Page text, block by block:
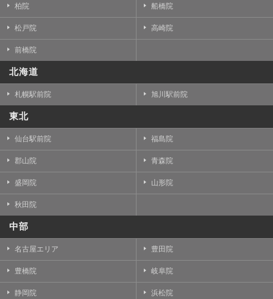
柏院 船橋院
松戸院 高崎院
前橋院
北海道
札幌駅前院 旭川駅前院
東北
仙台駅前院 福島院
郡山院 青森院
盛岡院 山形院
秋田院
中部
名古屋エリア 豊田院
豊橋院 岐阜院
静岡院 浜松院